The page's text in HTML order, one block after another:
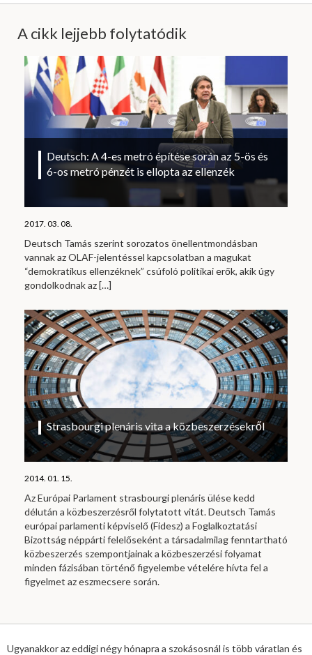
A cikk lejjebb folytatódik
Deutsch: A 4-es metró építése során az 5-ös és
6-os metró pénzét is ellopta az ellenzék
2017. 03. 08.
Deutsch Tamás szerint sorozatos önellentmondásban
vannak az OLAF-jelentéssel kapcsolatban a magukat
“demokratikus ellenzéknek” csúfoló politikai erők, akik úgy
gondolkodnak az[…]
Strasbourgi plenáris vita a közbeszerzésekről
2014. 01. 15.
Az Európai Parlament strasbourgi plenáris ülése kedd
délután a közbeszerzésről folytatott vitát. Deutsch Tamás
európai parlamenti képviselő (Fidesz) a Foglalkoztatási
Bizottság néppárti felelőseként a társadalmilag fenntartható
közbeszerzés szempontjainak a közbeszerzési folyamat
minden fázisában történő figyelembe vételére hívta fel a
figyelmet az eszmecsere során.
Ugyanakkor az eddigi négy hónapra a szokásosnál is több váratlan és